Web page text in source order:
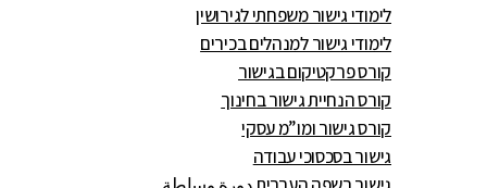
לימודי גישור משפחתי לגירושין
לימודי גישור למנהלים בכירים
קורס פרקטיקום בגישור
קורס הנחיית גישור בחינוך
קורס גישור ומו”מ עסקי
גישור בסכסוכי עבודה